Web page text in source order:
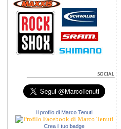
Il profilo di Marco Tenuti
Crea il tuo badge